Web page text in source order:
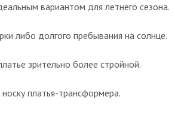
вариантом для летнего сезона.
либо долгого пребывания на солнце.
зрительно более стройной.
платья-трансформера.